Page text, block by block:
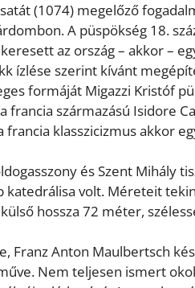
(1074) megelőző
A püspökség 18.
az ország – akkor –
ízlése szerint kívánt
formáját Migazzi Kristóf
származású Isidore
klasszicizmus akkor
és Szent Mihály
katedrálisa volt. Méreteit
hossza 72 méter,
Franz Anton Maulbertsch
Nem teljesen ismert